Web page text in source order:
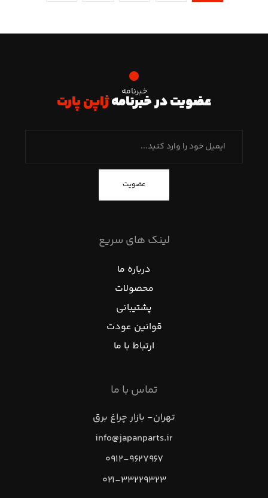
خبرنامه
عضویت در خبرنامهژاپن پارت
عضویت
لینک های سریع
درباره ما
محصولات
پشتیبانی
قوانین عودت
ارتباط با ما
تماس با ما
تهران- بازار چراغ برق
info@japanparts.ir
۰۹۱۲-۹۶۲۷۹۶۷
۰۲۱-۳۳۲۲۹۳۲۳